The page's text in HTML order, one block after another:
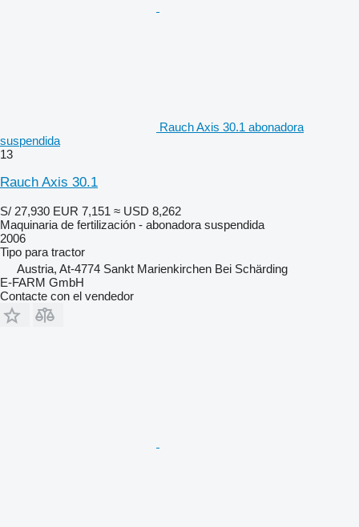
Rauch Axis 30.1 abonadora
suspendida
13
Rauch Axis 30.1
S/ 27,930 EUR 7,151 ≈ USD 8,262
Maquinaria de fertilización - abonadora suspendida
2006
Tipo para tractor
Austria, At-4774 Sankt Marienkirchen Bei Schärding
E-FARM GmbH
Contacte con el vendedor